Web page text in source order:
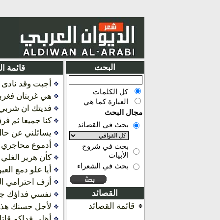
البحث
كل الكلمات
العبارة كما هي
مجال البحث
بحث في القصائد
بحث في شروح
الأبيات
بحث في الشعراء
القصائد
قائمة القصائد
قائمة
أجبت وقد
هي غربتان
فديتك ان
كنا جميعا ثم
يسائلني عن
أدموع محاجري
كأن هرير الغلي
أيا علو دمع
أزف احترامي
نفسي فداؤك
لأجل حسنك